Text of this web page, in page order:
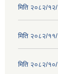
मिति २०८२/१२/
मिति २०८२/११/
मिति २०८२/१०/